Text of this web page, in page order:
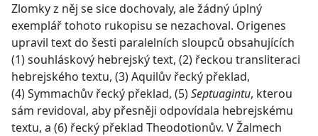
Zlomky z něj se sice dochovaly, ale žádný úplný
exemplář tohoto rukopisu se nezachoval. Origenes
upravil text do šesti paralelních sloupců obsahujících
(1) souhláskový hebrejský text, (2) řeckou transliteraci
hebrejského textu, (3) Aquilův řecký překlad,
(4) Symmachův řecký překlad, (5)Septuagintu, kterou
sám revidoval, aby přesněji odpovídala hebrejskému
textu, a (6) řecký překlad Theodotionův. V Žalmech